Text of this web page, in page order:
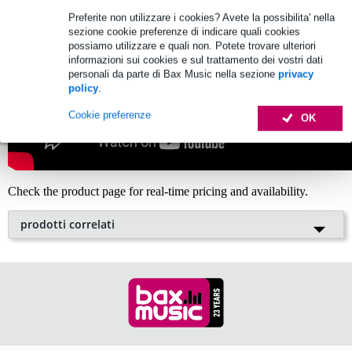
Preferite non utilizzare i cookies? Avete la possibilita' nella
sezione cookie preferenze di indicare quali cookies
possiamo utilizzare e quali non. Potete trovare ulteriori
informazioni sui cookies e sul trattamento dei vostri dati
personali da parte di Bax Music nella sezione privacy
policy.
OK
Cookie preferenze
Check the product page for real-time pricing and availability.
prodotti correlati
processore multieffetto